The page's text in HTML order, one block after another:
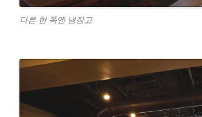
다른 한 쪽엔 냉장고